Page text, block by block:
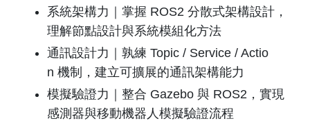
系統架構力｜掌握 ROS2 分散式架構設計，
理解節點設計與系統模組化方法
通訊設計力｜孰練 Topic / Service / Actio
n 機制，建立可擴展的通訊架構能力
模擬驗證力｜整合 Gazebo 與 ROS2，實現
感測器與移動機器人模擬驗證流程